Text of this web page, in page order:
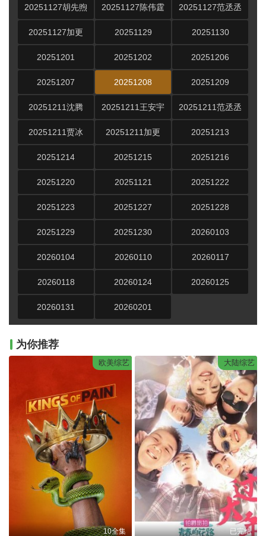
20251127胡先煦 20251127陈伟霆 20251127范丞丞
20251127加更 20251129 20251130
20251201 20251202 20251206
20251207 20251208 20251209
20251211沈腾 20251211王安宇 20251211范丞丞
20251211贾冰 20251211加更 20251213
20251214 20251215 20251216
20251220 20251121 20251222
20251223 20251227 20251228
20251229 20251230 20260103
20260104 20260110 20260117
20260118 20260124 20260125
20260131 20260201
为你推荐
欧美综艺
10全集
大陆综艺
已完结